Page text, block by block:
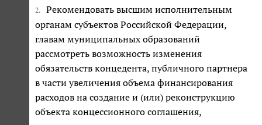
2.
Рекомендовать высшим исполнительным
органам субъектов Российской Федерации,
главам муниципальных образований
рассмотреть возможность изменения
обязательств концедента, публичного партнера
в части увеличения объема финансирования
расходов на создание и (или) реконструкцию
объекта концессионного соглашения,